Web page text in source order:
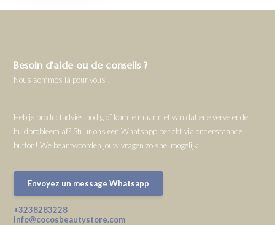
Besoin d'aide ou de conseils ?
Nous sommes là pour vous !
Heb je productadvies nodig of kom je maar niet van dat ene vervelende
huidprobleem af? Stuur ons een Whatsapp bericht via onderstaande
button! We beantwoorden jouw vragen zo snel mogelijk.
Envoyez un message Whatsapp
+3238283228
info@cocosbeautystore.com